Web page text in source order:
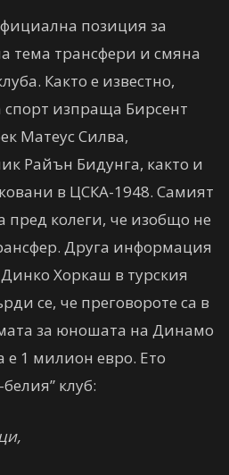
позиция за
тема трансфери и смяна
Както е известно,
изпраща Бирсент
Матеус Силва,
Райън Бидунга, както и
в ЦСКА-1948. Самият
пред колеги, че изобщо не
Друга информация
Хоркаш в турския
се, че преговороте са в
за юношата на Динамо
е 1 милион евро. Ето
клуб: